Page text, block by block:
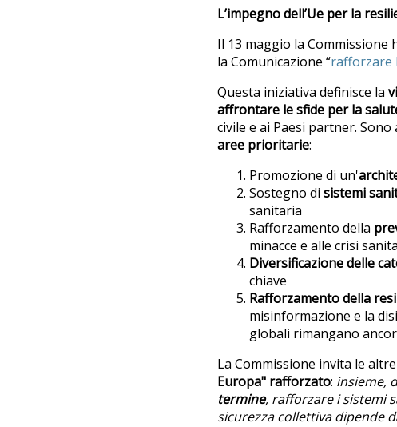
L’impegno dell’Ue per la
Il 13 maggio la
la Comunicazione “rafforzare
Questa iniziativa definisce la
affrontare le sfide per la
civile e ai Paesi partner.
aree prioritarie:
Promozione di un'
Sostegno di sistemi
sanitaria
Rafforzamento della
minacce e alle crisi
Diversificazione delle
chiave
Rafforzamento della
misinformazione e la
globali rimangano
La Commissione invita le
Europa" rafforzato: insieme,
termine, rafforzare i sistemi
sicurezza collettiva dipende